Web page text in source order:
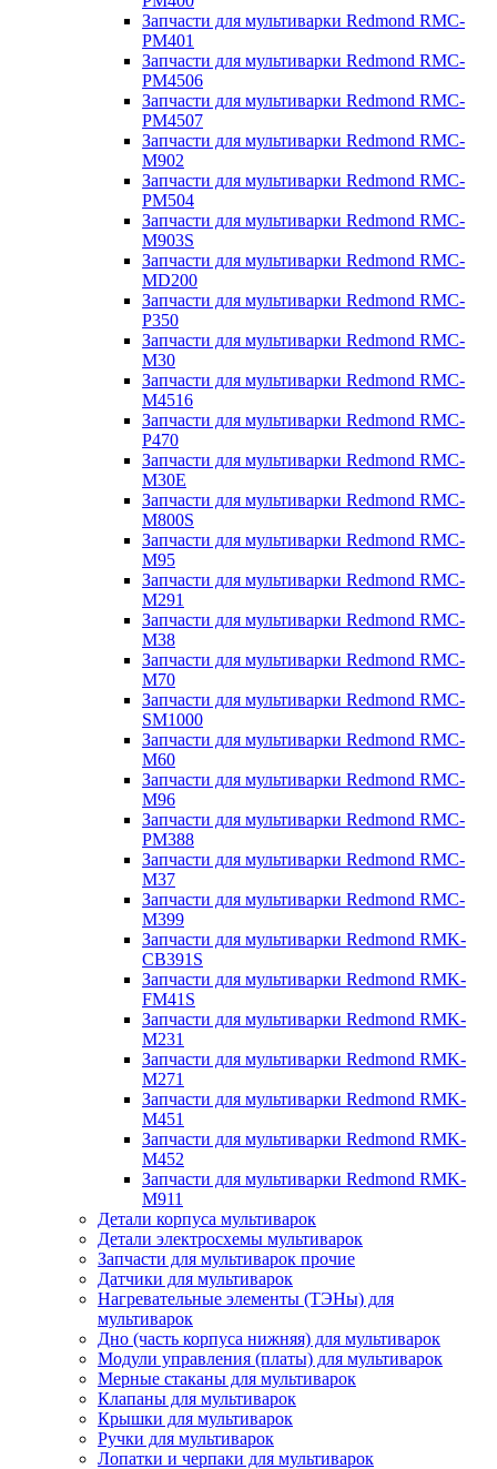
Запчасти для мультиварки Redmond RMC-
PM401
Запчасти для мультиварки Redmond RMC-
PM4506
Запчасти для мультиварки Redmond RMC-
PM4507
Запчасти для мультиварки Redmond RMC-
M902
Запчасти для мультиварки Redmond RMC-
PM504
Запчасти для мультиварки Redmond RMC-
M903S
Запчасти для мультиварки Redmond RMC-
MD200
Запчасти для мультиварки Redmond RMC-
P350
Запчасти для мультиварки Redmond RMC-
M30
Запчасти для мультиварки Redmond RMC-
M4516
Запчасти для мультиварки Redmond RMC-
P470
Запчасти для мультиварки Redmond RMC-
M30E
Запчасти для мультиварки Redmond RMC-
M800S
Запчасти для мультиварки Redmond RMC-
M95
Запчасти для мультиварки Redmond RMC-
M291
Запчасти для мультиварки Redmond RMC-
M38
Запчасти для мультиварки Redmond RMC-
M70
Запчасти для мультиварки Redmond RMC-
SM1000
Запчасти для мультиварки Redmond RMC-
M60
Запчасти для мультиварки Redmond RMC-
M96
Запчасти для мультиварки Redmond RMC-
PM388
Запчасти для мультиварки Redmond RMC-
M37
Запчасти для мультиварки Redmond RMC-
M399
Запчасти для мультиварки Redmond RMK-
CB391S
Запчасти для мультиварки Redmond RMK-
FM41S
Запчасти для мультиварки Redmond RMK-
M231
Запчасти для мультиварки Redmond RMK-
M271
Запчасти для мультиварки Redmond RMK-
M451
Запчасти для мультиварки Redmond RMK-
M452
Запчасти для мультиварки Redmond RMK-
M911
Детали корпуса мультиварок
Детали электросхемы мультиварок
Запчасти для мультиварок прочие
Датчики для мультиварок
Нагревательные элементы (ТЭНы) для
мультиварок
Дно (часть корпуса нижняя) для мультиварок
Модули управления (платы) для мультиварок
Мерные стаканы для мультиварок
Клапаны для мультиварок
Крышки для мультиварок
Ручки для мультиварок
Лопатки и черпаки для мультиварок